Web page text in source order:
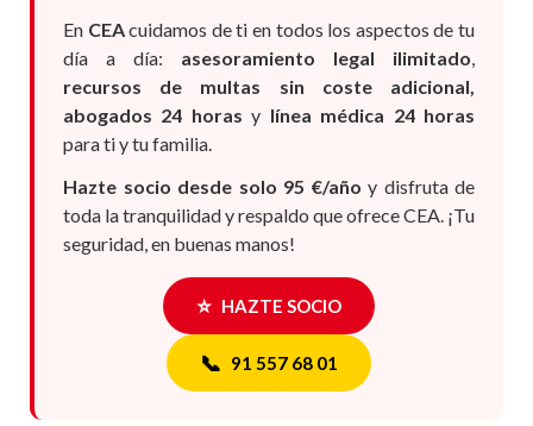
En CEAcuidamos de ti en todos los aspectos de tu
día a día: asesoramiento legal ilimitado,
recursos de multas sin coste adicional,
abogados 24 horas y línea médica 24 horas
para ti y tu familia.
Hazte socio desde solo 95 €/año y disfruta de
toda la tranquilidad y respaldo que ofrece CEA. ¡Tu
seguridad, en buenas manos!
⭐ HAZTE SOCIO
📞 91 557 68 01